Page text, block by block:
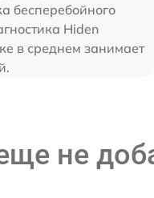
бесперебойного
Hiden
в среднем занимает
не